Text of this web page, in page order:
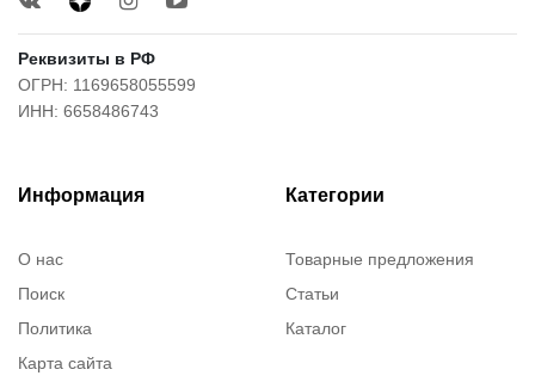
Реквизиты в РФ
ОГРН: 1169658055599
ИНН: 6658486743
Информация
О нас
Поиск
Политика
Карта сайта
Категории
Товарные предложения
Статьи
Каталог